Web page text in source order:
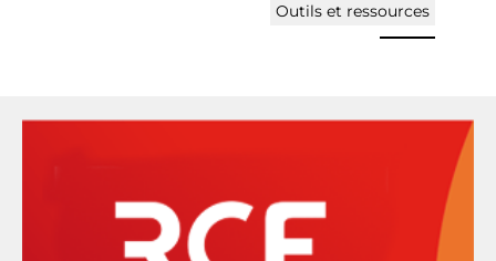
Outils et ressources